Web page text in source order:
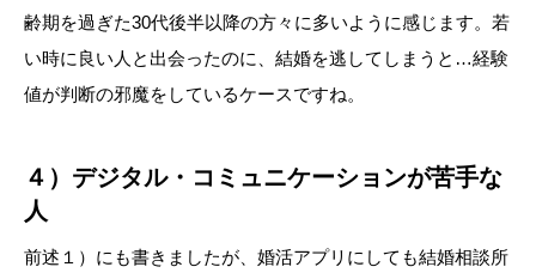
齢期を過ぎた30代後半以降の方々に多いように感じます。若
い時に良い人と出会ったのに、結婚を逃してしまうと…経験
値が判断の邪魔をしているケースですね。
４）デジタル・コミュニケーションが苦手な
人
前述１）にも書きましたが、婚活アプリにしても結婚相談所